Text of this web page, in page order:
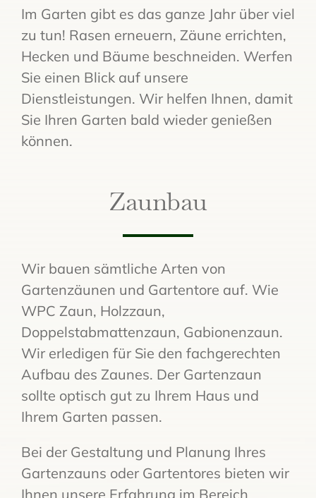
Im Garten gibt es das ganze Jahr über viel
zu tun! Rasen erneuern, Zäune errichten,
Hecken und Bäume beschneiden. Werfen
Sie einen Blick auf unsere
Dienstleistungen. Wir helfen Ihnen, damit
Sie Ihren Garten bald wieder genießen
können.
Zaunbau
Wir bauen sämtliche Arten von
Gartenzäunen und Gartentore auf. Wie
WPC Zaun, Holzzaun,
Doppelstabmattenzaun, Gabionenzaun.
Wir erledigen für Sie den fachgerechten
Aufbau des Zaunes. Der Gartenzaun
sollte optisch gut zu Ihrem Haus und
Ihrem Garten passen.
Bei der Gestaltung und Planung Ihres
Gartenzauns oder Gartentores bieten wir
Ihnen unsere Erfahrung im Bereich